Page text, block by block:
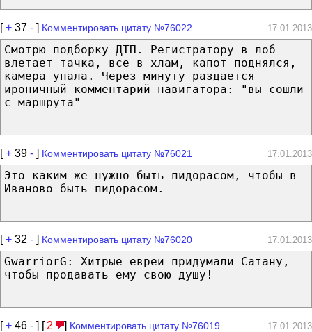
[+ 37 - ] Комментировать цитату №76022 17.01.2013
Смотрю подборку ДТП. Регистратору в лоб
влетает тачка, все в хлам, капот поднялся,
камера упала. Через минуту раздается
ироничный комментарий навигатора: "вы сошли
с маршрута"
[+ 39 - ] Комментировать цитату №76021 17.01.2013
Это каким же нужно быть пидорасом, чтобы в
Иваново быть пидорасом.
[+ 32 - ] Комментировать цитату №76020 17.01.2013
GwarriorG: Хитрые евреи придумали Сатану,
чтобы продавать ему свою душу!
[+ 46 - ] [ 2 ] Комментировать цитату №76019 17.01.2013